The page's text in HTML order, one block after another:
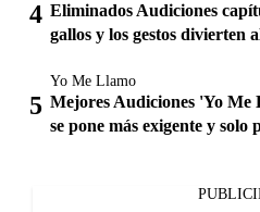
Eliminados Audiciones
gallos y los gestos divierten
Yo Me Llamo
Mejores Audiciones 'Yo
se pone más exigente y solo